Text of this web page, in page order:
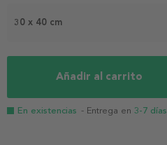
30 x 40 cm
Añadir al carrito
En existencias - Entrega en 3-7 días